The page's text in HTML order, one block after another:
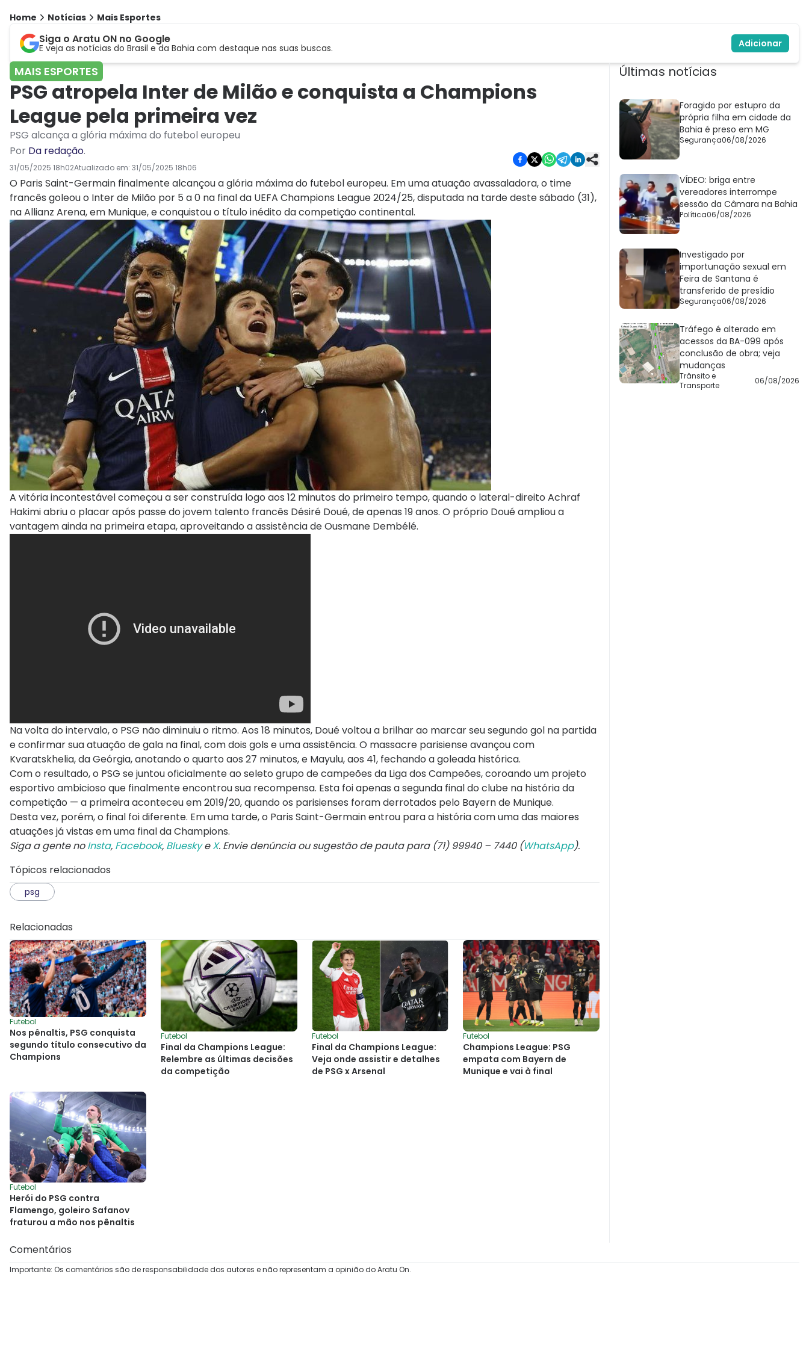
Home Notícias Mais Esportes
Siga o Aratu ON no Google
E veja as notícias do Brasil e da Bahia com destaque nas suas buscas. Adicionar
MAIS ESPORTES
PSG atropela Inter de Milão e conquista a Champions
League pela primeira vez
PSG alcança a glória máxima do futebol europeu
Por Da redação.
31/05/2025 18h02Atualizado em: 31/05/2025 18h06
O Paris Saint-Germain finalmente alcançou a glória máxima do futebol europeu. Em uma atuação avassaladora, o time
francês goleou o Inter de Milão por 5 a 0 na final da UEFA Champions League 2024/25, disputada na tarde deste sábado (31),
na Allianz Arena, em Munique, e conquistou o título inédito da competição continental.
A vitória incontestável começou a ser construída logo aos 12 minutos do primeiro tempo, quando o lateral-direito Achraf
Hakimi abriu o placar após passe do jovem talento francês Désiré Doué, de apenas 19 anos. O próprio Doué ampliou a
vantagem ainda na primeira etapa, aproveitando a assistência de Ousmane Dembélé.
Na volta do intervalo, o PSG não diminuiu o ritmo. Aos 18 minutos, Doué voltou a brilhar ao marcar seu segundo gol na partida
e confirmar sua atuação de gala na final, com dois gols e uma assistência. O massacre parisiense avançou com
Kvaratskhelia, da Geórgia, anotando o quarto aos 27 minutos, e Mayulu, aos 41, fechando a goleada histórica.
Com o resultado, o PSG se juntou oficialmente ao seleto grupo de campeões da Liga dos Campeões, coroando um projeto
esportivo ambicioso que finalmente encontrou sua recompensa. Esta foi apenas a segunda final do clube na história da
competição — a primeira aconteceu em 2019/20, quando os parisienses foram derrotados pelo Bayern de Munique.
Desta vez, porém, o final foi diferente. Em uma tarde, o Paris Saint-Germain entrou para a história com uma das maiores
atuações já vistas em uma final da Champions.
Siga a gente noInsta, Facebook, BlueskyeX. Envie denúncia ou sugestão de pauta para (71) 99940 – 7440 (WhatsApp).
Tópicos relacionados
psg
Relacionadas
Futebol
Nos pênaltis, PSG conquista
segundo título consecutivo da
Champions
Futebol
Final da Champions League:
Relembre as últimas decisões
da competição
Futebol
Final da Champions League:
Veja onde assistir e detalhes
de PSG x Arsenal
Futebol
Champions League: PSG
empata com Bayern de
Munique e vai à final
Futebol
Herói do PSG contra
Flamengo, goleiro Safanov
fraturou a mão nos pênaltis
Últimas notícias
Foragido por estupro da
própria filha em cidade da
Bahia é preso em MG
Segurança06/08/2026
VÍDEO: briga entre
vereadores interrompe
sessão da Câmara na Bahia
Política06/08/2026
Investigado por
importunação sexual em
Feira de Santana é
transferido de presídio
Segurança06/08/2026
Tráfego é alterado em
acessos da BA-099 após
conclusão de obra; veja
mudanças
Trânsito e
Transporte
06/08/2026
Comentários
Importante: Os comentários são de responsabilidade dos autores e não representam a opinião do Aratu On.